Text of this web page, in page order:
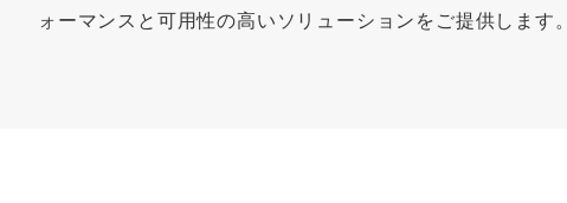
ォーマンスと可用性の高いソリューションをご提供します。